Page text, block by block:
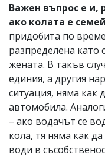
Важен въпрос е и,
ако колата е
придобита по
разпределена като
жената. В такъв
единия, а другия
ситуация, няма как
автомобила.
– ако водачът се
кола, тя няма как
води в